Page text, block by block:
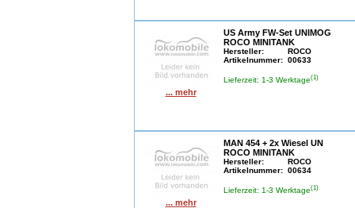
... mehr
US Army FW-Set UNIMOG
ROCO MINITANK
Hersteller:
ROCO
Artikelnummer: 00633
Lieferzeit: 1-3 Werktage(1)
... mehr
MAN 454 + 2x Wiesel UN
ROCO MINITANK
Hersteller:
ROCO
Artikelnummer: 00634
Lieferzeit: 1-3 Werktage(1)